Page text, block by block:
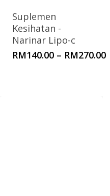
Suplemen
Kesihatan -
Narinar Lipo-c
RM140.00 – RM270.00